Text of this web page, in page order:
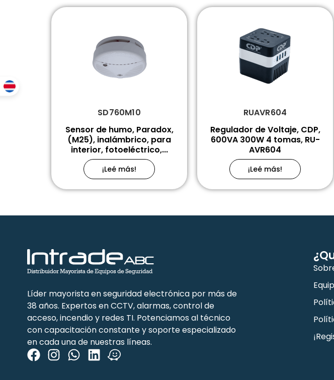
SD760M10
Sensor de humo, Paradox,
(M25), inalámbrico, para
interior, fotoeléctrico,...
¡Leé más!
RUAVR604
Regulador de Voltaje, CDP,
600VA 300W 4 tomas, RU-
AVR604
¡Leé más!
Líder mayorista en seguridad electrónica por más de
38 años. Expertos en CCTV, alarmas, control de
acceso, incendio y redes TI. Potenciamos al técnico
con capacitación constante y soporte especializado
en cada una de nuestras líneas.